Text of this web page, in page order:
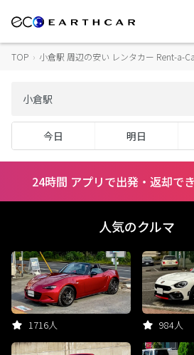
TOP › 小倉駅 周辺の安い レンタカー Rent-a-
今日 明日
24時間 アプリで出発・返却で
人気のクルマ
1716人 984人